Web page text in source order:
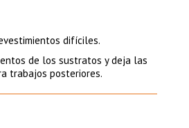
difíciles.
de los sustratos y deja las
trabajos posteriores.